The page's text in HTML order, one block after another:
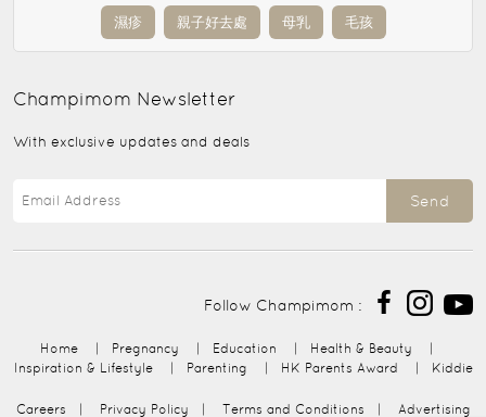
濕疹 親子好去處 母乳 毛孩
Champimom Newsletter
With exclusive updates and deals
Send
Follow Champimom :
Home Pregnancy Education Health & Beauty
Inspiration & Lifestyle
Parenting HK Parents Award Kiddie
Careers Privacy Policy Terms and Conditions Advertising